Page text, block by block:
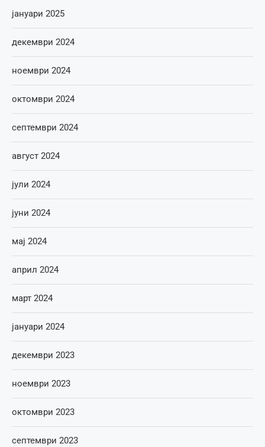
јануари 2025
декември 2024
ноември 2024
октомври 2024
септември 2024
август 2024
јули 2024
јуни 2024
мај 2024
април 2024
март 2024
јануари 2024
декември 2023
ноември 2023
октомври 2023
септември 2023